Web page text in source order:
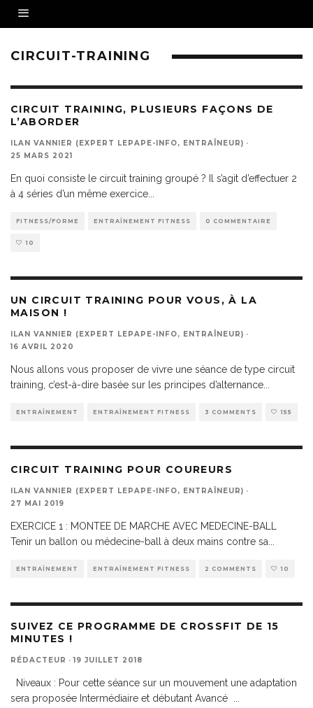
CIRCUIT-TRAINING
CIRCUIT TRAINING, PLUSIEURS FAÇONS DE
L’ABORDER
ILAN VANNIER (EXPERT LEPAPE-INFO, ENTRAÎNEUR) ·
25 MARS 2021
En quoi consiste le circuit training groupé ? Il s’agit d’effectuer 2
à 4 séries d’un même exercice
FITNESS/FORME ENTRAÎNEMENT FITNESS 0 COMMENTAIRE
10
UN CIRCUIT TRAINING POUR VOUS, À LA
MAISON !
ILAN VANNIER (EXPERT LEPAPE-INFO, ENTRAÎNEUR) ·
16 AVRIL 2020
Nous allons vous proposer de vivre une séance de type circuit
training, c’est-à-dire basée sur les principes d’alternance
ENTRAÎNEMENT ENTRAÎNEMENT FITNESS 3 COMMENTS 155
CIRCUIT TRAINING POUR COUREURS
ILAN VANNIER (EXPERT LEPAPE-INFO, ENTRAÎNEUR) ·
27 MAI 2019
EXERCICE 1 : MONTEE DE MARCHE AVEC MEDECINE-BALL
Tenir un ballon ou médecine-ball à deux mains contre sa
ENTRAÎNEMENT ENTRAÎNEMENT FITNESS 2 COMMENTS 10
SUIVEZ CE PROGRAMME DE CROSSFIT DE 15
MINUTES !
RÉDACTEUR · 19 JUILLET 2018
Niveaux : Pour cette séance sur un mouvement une adaptation
sera proposée Intermédiaire et débutant Avancé